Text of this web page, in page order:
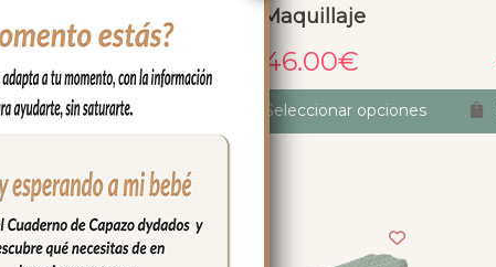
46.00
Seleccionar opciones
Maquillaje
46.00€
Seleccionar opciones